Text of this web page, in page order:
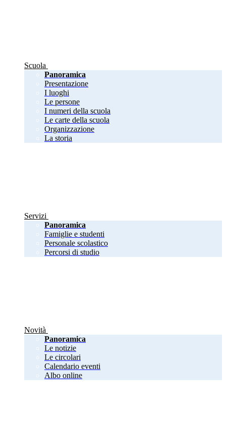
Scuola
Panoramica
Presentazione
I luoghi
Le persone
I numeri della scuola
Le carte della scuola
Organizzazione
La storia
Servizi
Panoramica
Famiglie e studenti
Personale scolastico
Percorsi di studio
Novità
Panoramica
Le notizie
Le circolari
Calendario eventi
Albo online